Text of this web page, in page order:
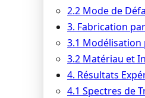
2.2 Mode de
3. Fabrication
3.1 Modélisation
3.2 Matériau et
4. Résultats
4.1 Spectres de